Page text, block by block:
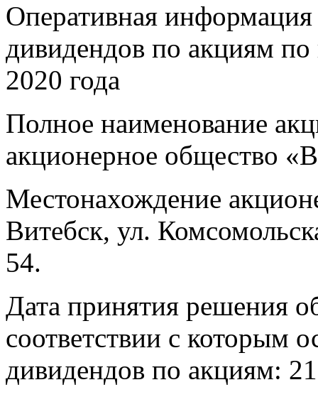
Оперативная
дивидендов по акциям по
2020 года
Полное наименование
акционерное общество
Местонахождение
Витебск, ул.
54.
Дата принятия решения
соответствии с которым
дивидендов по акциям: